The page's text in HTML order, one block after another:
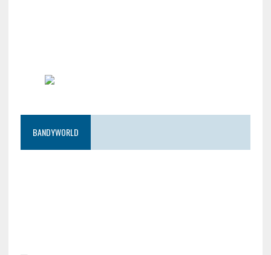
BANDYWORLD